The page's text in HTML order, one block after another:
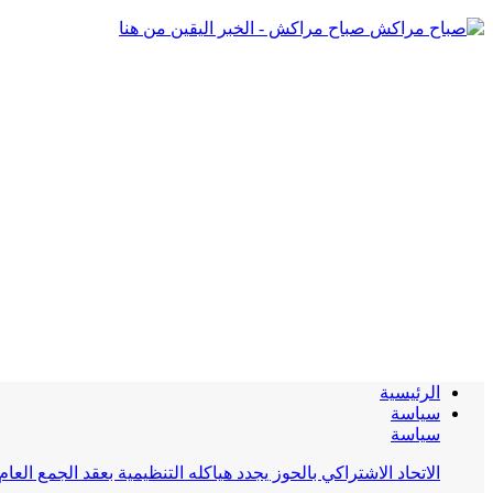
صباح مراكش - الخبر اليقين من هنا
الرئيسية
سياسة
سياسة
الاتحاد الاشتراكي بالحوز يجدد هياكله التنظيمية بعقد الجمع